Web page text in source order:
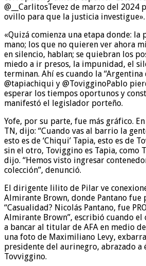
@__CarlitosTevez de marzo del 2024
ovillo para que la justicia investigue».
«Quizá comienza una etapa donde:
mano; los que no quieren ver ahora
en silencio, hablan; se quiebran los
miedo a ir presos, la impunidad, el
terminan. Ahí es cuando la “Argentina
@tapiachiqui y @TovigginoPablo
esperar los tiempos oportunos y
manifestó el legislador porteño.
Yofe, por su parte, fue más gráfico.
TN, dijo: “Cuando vas al barrio la
esto es de ‘Chiqui’ Tapia, esto es de
sin el otro, Toviggino es Tapia, como
dijo. “Hemos visto ingresar
colección”, denunció.
El dirigente lilito de Pilar ve
Almirante Brown, donde Pantano fue
“Casualidad? Nicolás Pantano, fue PRO
Almirante Brown”, escribió cuando el
a bancar al titular de AFA en medio
una foto de Maximiliano Levy, exbarra
presidente del aurinegro, abrazado a
Tovviggino.